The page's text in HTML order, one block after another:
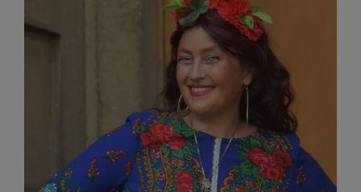
Tâmpa intră în renovare. Contract de peste 1
milion de lei și termen de trei luni
Unul dintre cele mai mari
parcuri ale Brașovului va fi amenajat în
Bartolomeu-Avantgarden. Contractul a fost
Trafic blocat pe DN1E Brașov
– Poiana Brașov după un accident. Două
persoane primesc îngrijiri medicale